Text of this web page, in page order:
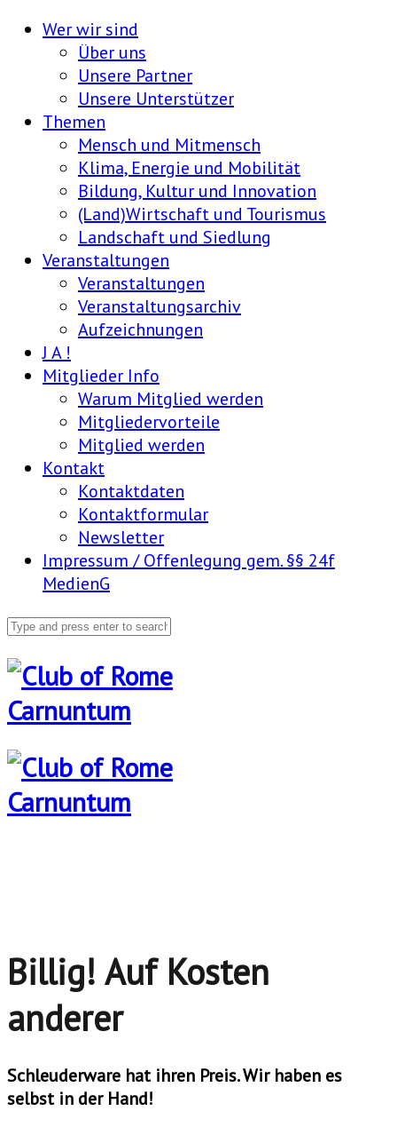
Wer wir sind
Über uns
Unsere Partner
Unsere Unterstützer
Themen
Mensch und Mitmensch
Klima, Energie und Mobilität
Bildung, Kultur und Innovation
(Land)Wirtschaft und Tourismus
Landschaft und Siedlung
Veranstaltungen
Veranstaltungen
Veranstaltungsarchiv
Aufzeichnungen
J A !
Mitglieder Info
Warum Mitglied werden
Mitgliedervorteile
Mitglied werden
Kontakt
Kontaktdaten
Kontaktformular
Newsletter
Impressum / Offenlegung gem. §§ 24f
MedienG
Billig! Auf Kosten
anderer
Schleuderware hat ihren Preis. Wir haben es
selbst in der Hand!